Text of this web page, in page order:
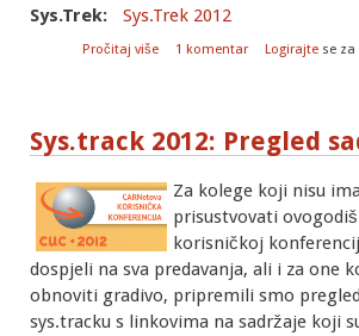
Sys.Trek:
Sys.Trek 2012
Pročitaj više o Nagradna igra na sys.tracku
1 komentar Logirajte se
Sys.track 2012: Pregled
Za kolege koji nisu
prisustvovati
korisničkoj
dospjeli na sva predavanja, ali i za one
obnoviti gradivo, pripremili smo
sys.tracku s linkovima na sadržaje koji